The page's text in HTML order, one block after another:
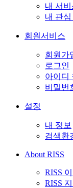
내 서
내 관
회원서비스
회원가
로그인
아이디
비밀번
설정
내 정보
검색환
About RISS
RISS
RISS